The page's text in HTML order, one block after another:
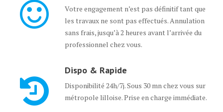
Votre engagement n’est pas définitif tant que
les travaux ne sont pas effectués. Annulation
sans frais, jusqu’à 2 heures avant l’arrivée du
professionnel chez vous.
Dispo & Rapide
Disponibilité 24h/7j. Sous 30 mn chez vous sur
métropole lilloise. Prise en charge immédiate.